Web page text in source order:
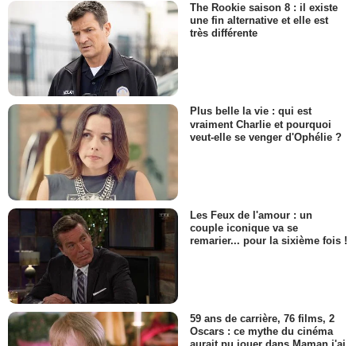
The Rookie saison 8 : il existe
une fin alternative et elle est
très différente
Plus belle la vie : qui est
vraiment Charlie et pourquoi
veut-elle se venger d'Ophélie ?
Les Feux de l'amour : un
couple iconique va se
remarier... pour la sixième fois !
59 ans de carrière, 76 films, 2
Oscars : ce mythe du cinéma